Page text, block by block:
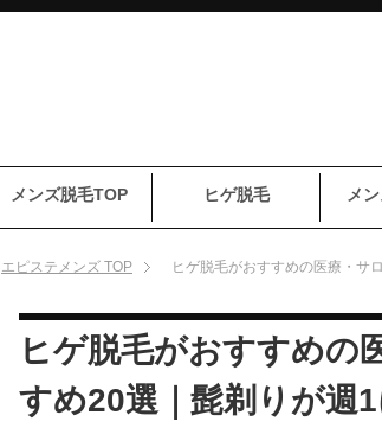
メンズ脱毛TOP ヒゲ脱毛 メ
エピステメンズ TOP ヒゲ脱毛がおすすめの医療・サ
ヒゲ脱毛がおすすめの
すめ20選｜髭剃りが週